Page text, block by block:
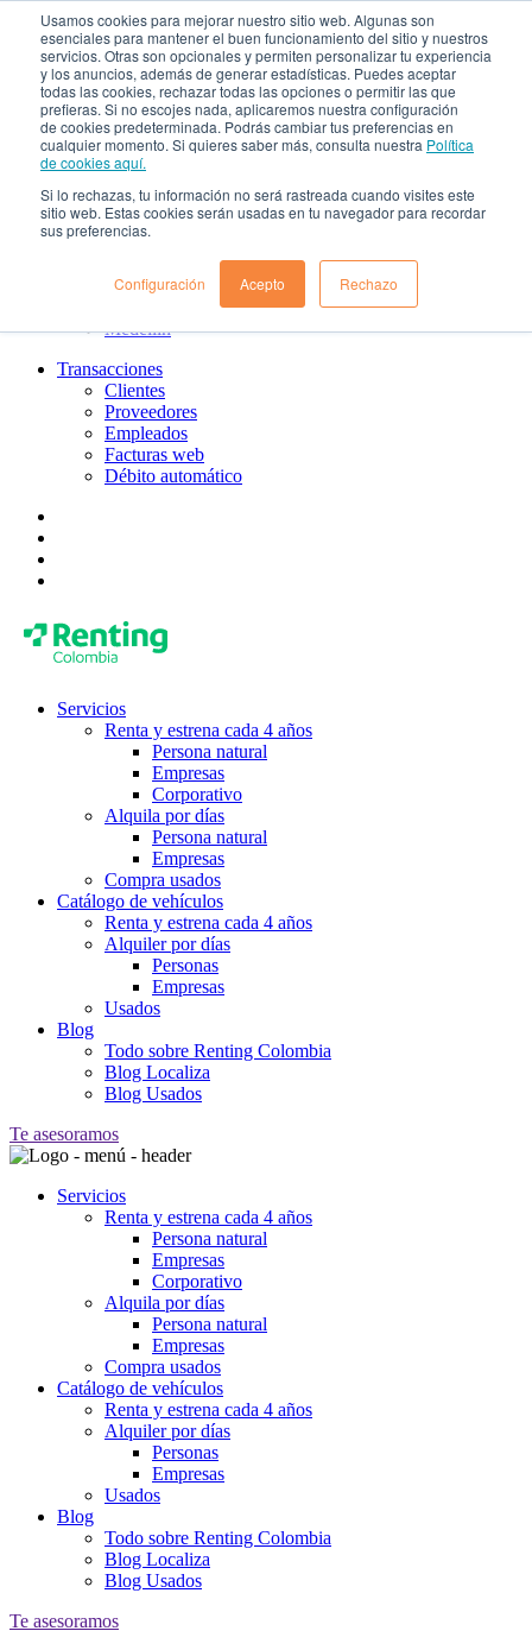
Usamos cookies para mejorar nuestro sitio web. Algunas son
esenciales para mantener el buen funcionamiento del sitio y nuestros
servicios. Otras son opcionales y permiten personalizar tu experiencia
y los anuncios, además de generar estadísticas. Puedes aceptar
todas las cookies, rechazar todas las opciones o permitir las que
prefieras. Si no escojes nada, aplicaremos nuestra configuración
de cookies predeterminada. Podrás cambiar tus preferencias en
cualquier momento. Si quieres saber más, consulta nuestra Política
de cookies aquí.
Si lo rechazas, tu información no será rastreada cuando visites este
sitio web. Estas cookies serán usadas en tu navegador para recordar
sus preferencias.
Configuración Acepto Rechazo
¿Qué es el renting?
Nosotros
Nuestra cultura
Gobierno corporativo
Política de tratamiento de datos
Ayuda
Guías de Usuario clientes
PQRs
Aprende más
¿Dónde estamos?
Bogotá
Medellin
Transacciones
Clientes
Proveedores
Empleados
Facturas web
Débito automático
Servicios
Renta y estrena cada 4 años
Persona natural
Empresas
Corporativo
Alquila por días
Persona natural
Empresas
Compra usados
Catálogo de vehículos
Renta y estrena cada 4 años
Alquiler por días
Personas
Empresas
Usados
Blog
Todo sobre Renting Colombia
Blog Localiza
Blog Usados
Te asesoramos
Servicios
Renta y estrena cada 4 años
Persona natural
Empresas
Corporativo
Alquila por días
Persona natural
Empresas
Compra usados
Catálogo de vehículos
Renta y estrena cada 4 años
Alquiler por días
Personas
Empresas
Usados
Blog
Todo sobre Renting Colombia
Blog Localiza
Blog Usados
Te asesoramos